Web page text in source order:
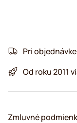
Pri
Od roku 2011
Zmluvné